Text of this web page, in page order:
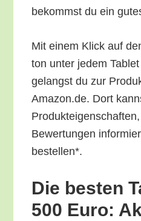
bekommst du ein
Mit einem Klick auf
ton unter jedem
gelangst du zur
Amazon.de. Dort
Bewer­tun­gen
bestellen*.
Die bes­ten
500 Euro: